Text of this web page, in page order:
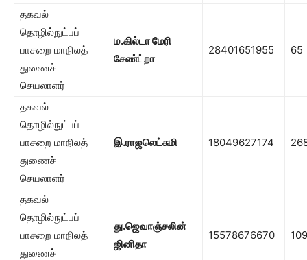
தகவல்
தொழில்நுட்பப்
பாசறை மாநிலத்
துணைச்
செயலாளர்
ம.கில்டா மேரி
சேண்ட்றா
28401651955 65
தகவல்
தொழில்நுட்பப்
பாசறை மாநிலத்
துணைச்
செயலாளர்
இ.ராஜலெட்சுமி 18049627174
தகவல்
தொழில்நுட்பப்
பாசறை மாநிலத்
துணைச்
து.ஜெவாஞ்சலின்
ஜினிதா
15578676670 109